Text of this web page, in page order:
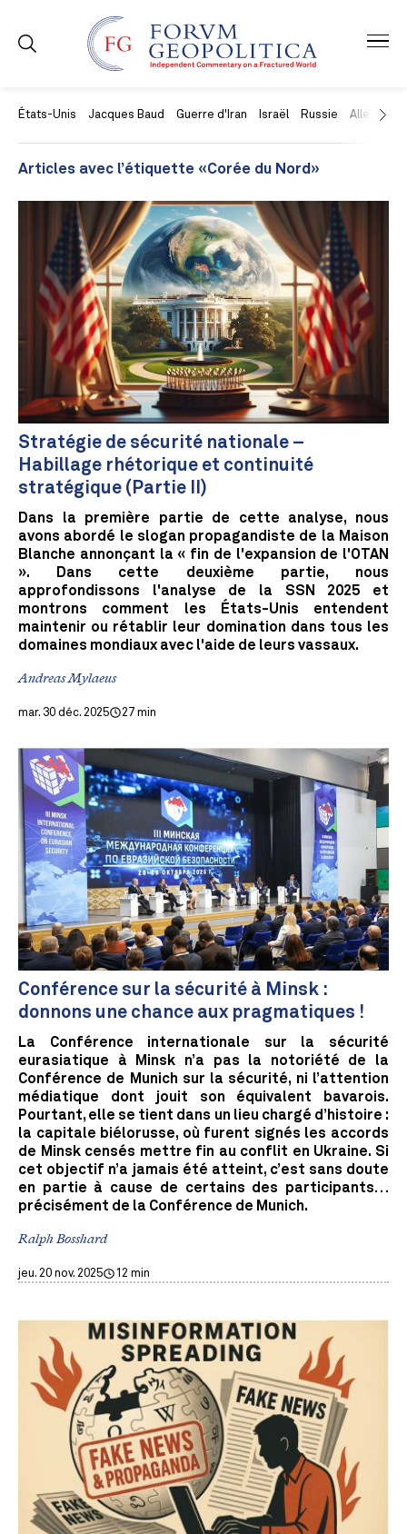
États-Unis Jacques Baud Guerre d'Iran Israël Russie Allemagne
Articles avec l’étiquette «Corée du Nord»
Stratégie de sécurité nationale –
Habillage rhétorique et continuité
stratégique (Partie II)
Dans la première partie de cette analyse, nous
avons abordé le slogan propagandiste de la Maison
Blanche annonçant la « fin de l'expansion de l'OTAN
». Dans cette deuxième partie, nous
approfondissons l'analyse de la SSN 2025 et
montrons comment les États-Unis entendent
maintenir ou rétablir leur domination dans tous les
domaines mondiaux avec l'aide de leurs vassaux.
Andreas Mylaeus
mar. 30 déc. 2025 27 min
Conférence sur la sécurité à Minsk :
donnons une chance aux pragmatiques !
La Conférence internationale sur la sécurité
eurasiatique à Minsk n’a pas la notoriété de la
Conférence de Munich sur la sécurité, ni l’attention
médiatique dont jouit son équivalent bavarois.
Pourtant, elle se tient dans un lieu chargé d’histoire :
la capitale biélorusse, où furent signés les accords
de Minsk censés mettre fin au conflit en Ukraine. Si
cet objectif n’a jamais été atteint, c’est sans doute
en partie à cause de certains des participants…
précisément de la Conférence de Munich.
Ralph Bosshard
jeu. 20 nov. 2025 12 min